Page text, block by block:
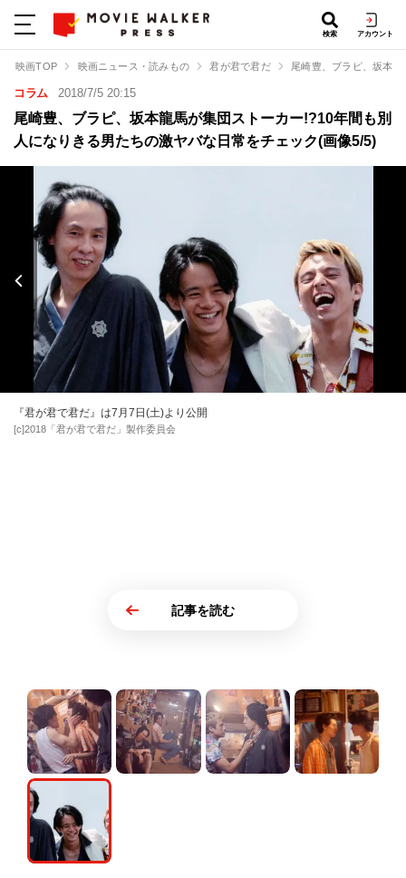
検索 アカウント
映画TOP 映画ニュース・読みもの 君が君で君だ 尾崎豊、ブラピ、坂本
コラム 2018/7/5 20:15
尾崎豊、ブラピ、坂本龍馬が集団ストーカー!?10年間も別
人になりきる男たちの激ヤバな日常をチェック(画像5/5)
『君が君で君だ』は7月7日(土)より公開
[c]2018「君が君で君だ」製作委員会
記事を読む